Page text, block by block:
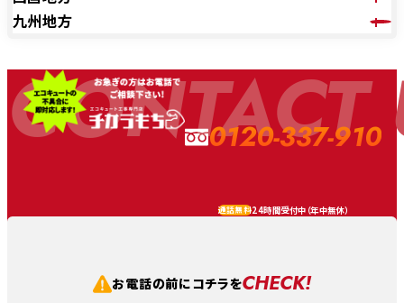
九州地方
CONTACT
0120-337-910
通話無料24時間受付中（年中無休）
お電話の前にコチラをCHECK!